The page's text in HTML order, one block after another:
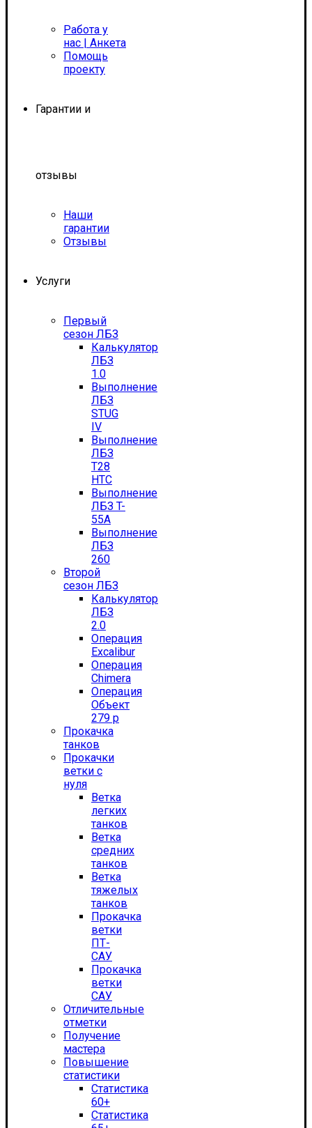
Работа у
нас | Анкета
Помощь
проекту
Гарантии и
отзывы
Наши
гарантии
Отзывы
Услуги
Первый
сезон ЛБЗ
Калькулятор
ЛБЗ
1.0
Выполнение
ЛБЗ
STUG
IV
Выполнение
ЛБЗ
T28
HTC
Выполнение
ЛБЗ T-
55А
Выполнение
ЛБЗ
260
Второй
сезон ЛБЗ
Калькулятор
ЛБЗ
2.0
Операция
Excalibur
Операция
Chimera
Операция
Объект
279 р
Прокачка
танков
Прокачки
ветки с
нуля
Ветка
легких
танков
Ветка
средних
танков
Ветка
тяжелых
танков
Прокачка
ветки
ПТ-
САУ
Прокачка
ветки
САУ
Отличительные
отметки
Получение
мастера
Повышение
статистики
Статистика
60+
Статистика